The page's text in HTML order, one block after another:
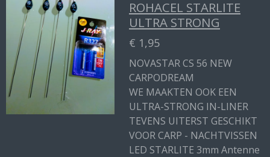
ROHACEL STARLITE
ULTRA STRONG
€ 1,95
NOVASTAR CS 56 NEW
CARPODREAM
WE MAAKTEN OOK EEN
ULTRA-STRONG IN-LINER
TEVENS UITERST GESCHIKT
VOOR CARP - NACHTVISSEN
LED STARLITE 3mm Antenne